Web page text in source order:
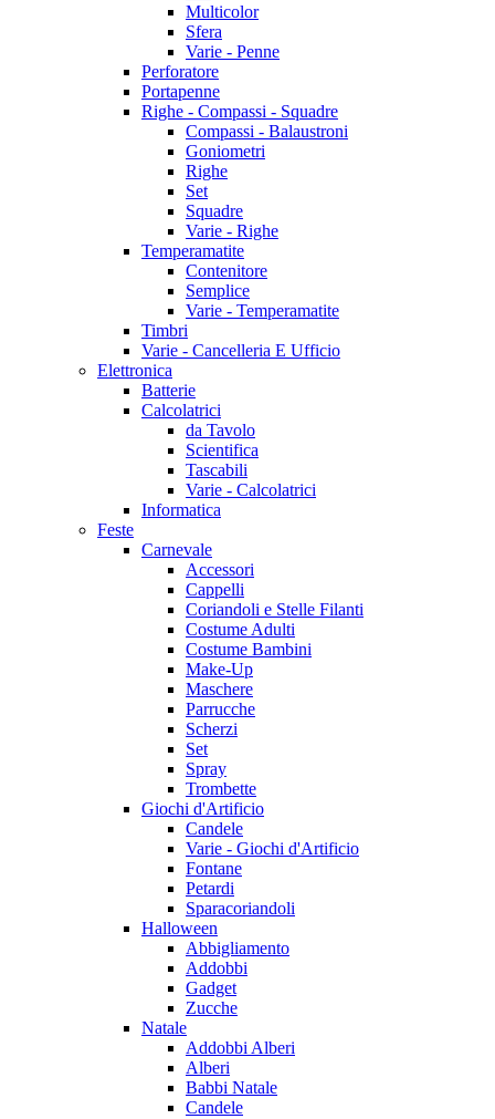
Multicolor
Sfera
Varie - Penne
Perforatore
Portapenne
Righe - Compassi - Squadre
Compassi - Balaustroni
Goniometri
Righe
Set
Squadre
Varie - Righe
Temperamatite
Contenitore
Semplice
Varie - Temperamatite
Timbri
Varie - Cancelleria E Ufficio
Elettronica
Batterie
Calcolatrici
da Tavolo
Scientifica
Tascabili
Varie - Calcolatrici
Informatica
Feste
Carnevale
Accessori
Cappelli
Coriandoli e Stelle Filanti
Costume Adulti
Costume Bambini
Make-Up
Maschere
Parrucche
Scherzi
Set
Spray
Trombette
Giochi d'Artificio
Candele
Varie - Giochi d'Artificio
Fontane
Petardi
Sparacoriandoli
Halloween
Abbigliamento
Addobbi
Gadget
Zucche
Natale
Addobbi Alberi
Alberi
Babbi Natale
Candele